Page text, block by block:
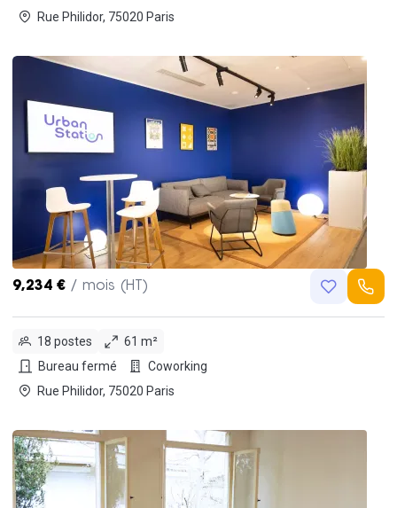
Rue Philidor, 75020 Paris
9,234 € / mois (HT)
18 postes
61 m²
Bureau fermé
Coworking
Rue Philidor, 75020 Paris